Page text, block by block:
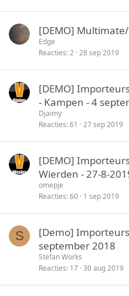
[DEMO]
Edge
Reacties 2 28 sep 2019
[DEMO]
- Kampen - 4
Djaimy
Reacties 61 27 sep 2019
[DEMO]
Wierden - 27-8-
omepje
Reacties 60 1 sep 2019
S
[Demo]
september 2018
Stefan Works
Reacties 17 30 aug 2019